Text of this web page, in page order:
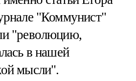
"Коммунист"
"революцию,
в нашей
мысли".